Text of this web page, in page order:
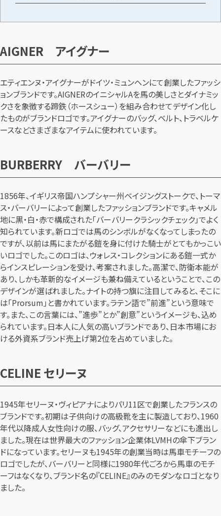
AIGNER アイグナー
エティエンヌ・アイグナーがドイツ・ミュンヘンにて創業したファッシ
ョンブランドです。AIGNERのイニシャルAを馬の美しさとダイナミッ
クさを象徴する蹄鉄（ホースシュー）を組み合わせてデザイン化し
たものがブランドロゴです。アイグナーのバッグ、ベルト、トラベルケ
ースなどさまざまなアイテムに使われています。
BURBERRY バーバリー
1856年、イギリス帝国ハンプシャー州ベイジングストークで、トーマ
ス・バーバリーによって創業したファッションブランドです。キャメル
地に黒・白・赤で構成された「バーバリークラシックチェック」でよく
知られています。新ロゴでは馬のシンボルがなくなってしまったの
ですが、以前は馬にまたがる鎧を身に付けた騎士がとてもかっこい
いロゴでした。このロゴは、ウォレス・コレクションにある鎧一式か
らインスピレーションを受け、考案されました。高潔で、防衛本能が
あり、しかも革新的なイメージも兼ね備えているということで、この
デザインが選ばれました。ナイトの持つ旗に注目してみると、そこに
は「Prorsum」と書かれています。ラテン語で”前進”という意味で
す。また、この言葉には、”進歩”とか”創意”というイメージも、込め
られています。日本人に人気の高いブランドであり、日本市場にお
ける外資系ブランド売上げ第2位を占めていました。
CELINE セリーヌ
1945年セリーヌ・ヴィピアナによりパリ11区で創業したフランスの
ブランドです。初期は子供向けの高級靴を主に製造しており、1960
年代以降成人女性向けの服、バッグ、アクセサリーなどにも進出し
ました。現在は世界最大のファッション企業体LVMHの傘下ブラン
ドになっています。セリーヌも1945年の創業当時は馬車モチーフの
ロゴでしたが、バーバリーと同様に1980年代ごろから馬車のモチ
ーフはなくなり、ブランド名の『CELINE』のみのモダンなロゴとなり
ました。